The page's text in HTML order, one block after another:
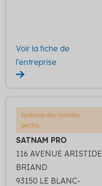
Voir la fiche de
l'entreprise
Isolation des combles
perdus
SATNAM PRO
116 AVENUE ARISTIDE
BRIAND
93150 LE BLANC-